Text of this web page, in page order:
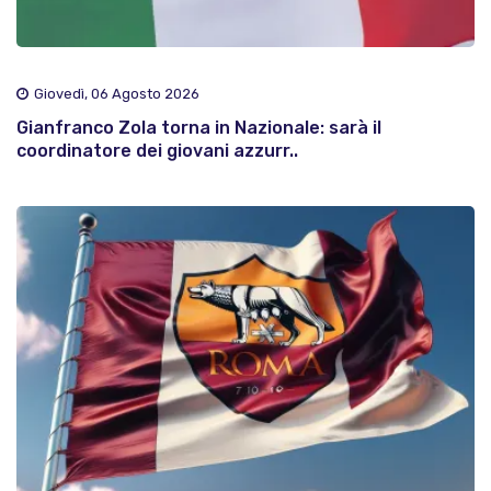
Giovedì, 06 Agosto 2026
Gianfranco Zola torna in Nazionale: sarà il
coordinatore dei giovani azzurr..